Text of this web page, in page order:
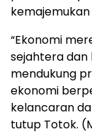
“Ekonomi
sejahtera dan
mendukung
ekonomi
kelancaran
tutup Totok.